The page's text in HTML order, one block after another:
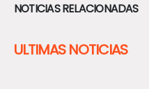
NOTICIAS RELACIONADAS
ULTIMAS NOTICIAS